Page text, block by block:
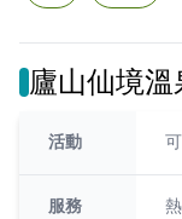
廬山仙境
活動
服務